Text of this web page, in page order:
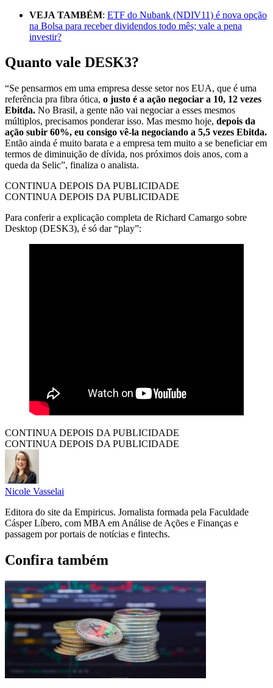
VEJA TAMBÉM: ETF do Nubank (NDIV11) é nova opção
na Bolsa para receber dividendos todo mês; vale a pena
investir?
Quanto vale DESK3?
“Se pensarmos em uma empresa desse setor nos EUA, que é uma
referência pra fibra ótica, o justo é a ação negociar a 10, 12 vezes
Ebitda. No Brasil, a gente não vai negociar a esses mesmos
múltiplos, precisamos ponderar isso. Mas mesmo hoje, depois da
ação subir 60%, eu consigo vê-la negociando a 5,5 vezes Ebitda.
Então ainda é muito barata e a empresa tem muito a se beneficiar em
termos de diminuição de dívida, nos próximos dois anos, com a
queda da Selic”, finaliza o analista.
CONTINUA DEPOIS DA PUBLICIDADE
CONTINUA DEPOIS DA PUBLICIDADE
Para conferir a explicação completa de Richard Camargo sobre
Desktop (DESK3), é só dar “play”:
CONTINUA DEPOIS DA PUBLICIDADE
CONTINUA DEPOIS DA PUBLICIDADE
Nicole Vasselai
Editora do site da Empiricus. Jornalista formada pela Faculdade
Cásper Líbero, com MBA em Análise de Ações e Finanças e
passagem por portais de notícias e fintechs.
Confira também